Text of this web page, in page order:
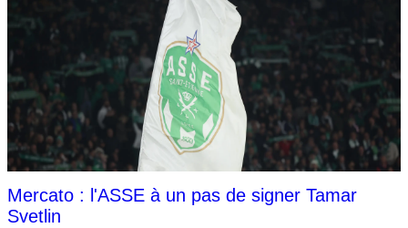
Mercato : l'ASSE à un pas de signer Tamar
Svetlin